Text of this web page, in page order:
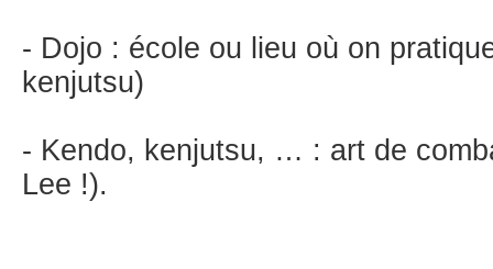
- Dojo : école ou lieu où on
kenjutsu)
- Kendo, kenjutsu, … : art de
Lee !).